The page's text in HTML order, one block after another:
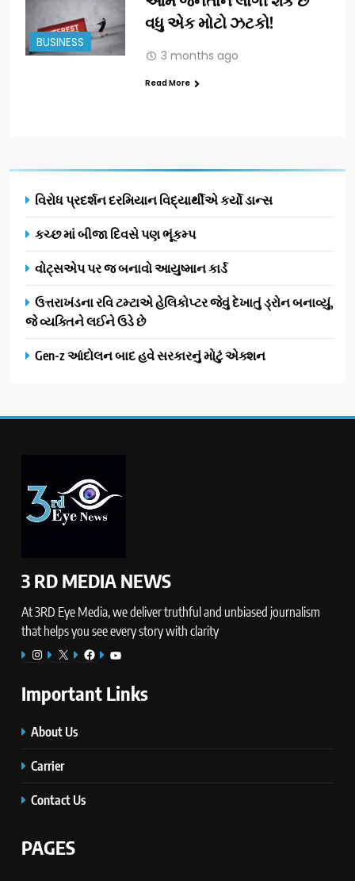
BUSINESS
વધુ એક મોટો ઝટકો!
3 months ago
Read More
વિરોધ પ્રદર્શન દરમિયાન વિદ્યાર્થીએ કર્યો ડાન્સ
કચ્છ માં બીજા દિવસે પણ ભૂંકમ્પ
વોટ્સએપ પર જ બનાવો આયુષ્માન કાર્ડ
ઉત્તરાખંડના રવિ ટમ્ટાએ હેલિકોપ્ટર જેવું દેખાતું ડ્રોન બનાવ્યું,
જે વ્યક્તિને લઈને ઉડે છે
Gen-z આંદોલન બાદ હવે સરકારનું મોટું એક્શન
3 RD MEDIA NEWS
At 3RD Eye Media, we deliver truthful and unbiased journalism
that helps you see every story with clarity
Instagram
X Facebook
YouTube
Important Links
About Us
Carrier
Contact Us
PAGES